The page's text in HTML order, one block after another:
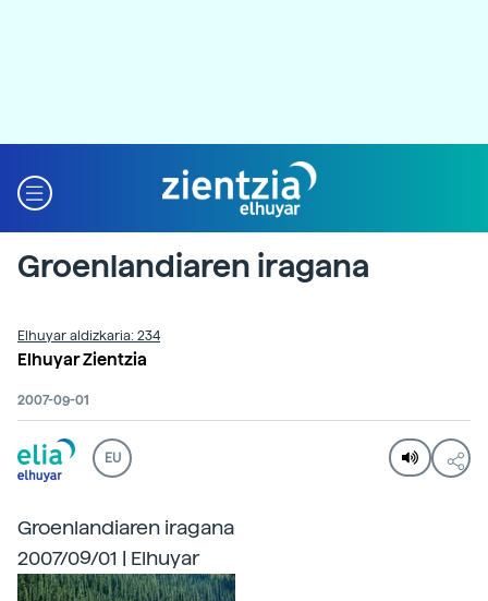
Groenlandiaren iragana
Elhuyar aldizkaria: 234
Elhuyar Zientzia
2007-09-01
EU
Groenlandiaren iragana
2007/09/01 | Elhuyar